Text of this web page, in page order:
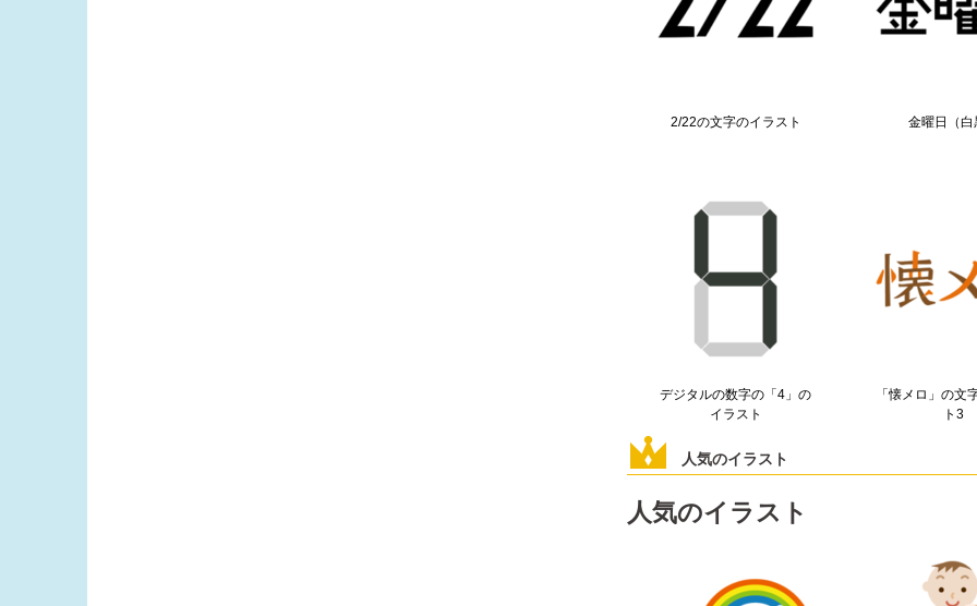
2/22の文字のイラスト 金曜日（白
デジタルの数字の「4」の
イラスト
「懐メロ」の文
ト3
人気のイラスト
人気のイラスト